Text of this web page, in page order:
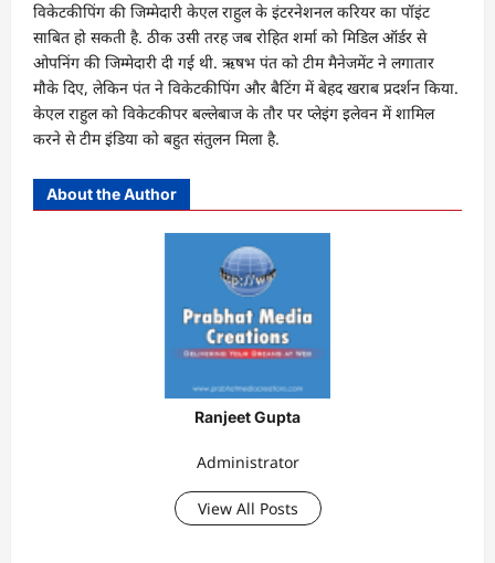
विकेटकीपिंग की जिम्मेदारी केएल राहुल के इंटरनेशनल करियर का पॉइंट
साबित हो सकती है. ठीक उसी तरह जब रोहित शर्मा को मिडिल ऑर्डर से
ओपनिंग की जिम्मेदारी दी गई थी. ऋषभ पंत को टीम मैनेजमेंट ने लगातार
मौके दिए, लेकिन पंत ने विकेटकीपिंग और बैटिंग में बेहद खराब प्रदर्शन किया.
केएल राहुल को विकेटकीपर बल्लेबाज के तौर पर प्लेइंग इलेवन में शामिल
करने से टीम इंडिया को बहुत संतुलन मिला है.
About the Author
Ranjeet Gupta
Administrator
View All Posts